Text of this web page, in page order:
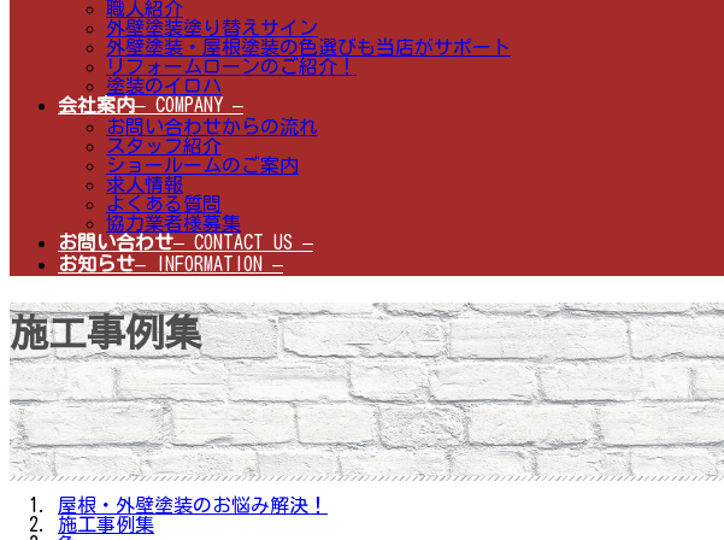
職人紹介
外壁塗装塗り替えサイン
外壁塗装・屋根塗装の色選びも当店がサポート
リフォームローンのご紹介！
塗装のイロハ
会社案内– COMPANY –
お問い合わせからの流れ
スタッフ紹介
ショールームのご案内
求人情報
よくある質問
協力業者様募集
お問い合わせ– CONTACT US –
お知らせ– INFORMATION –
施工事例集
屋根・外壁塗装のお悩み解決！
施工事例集